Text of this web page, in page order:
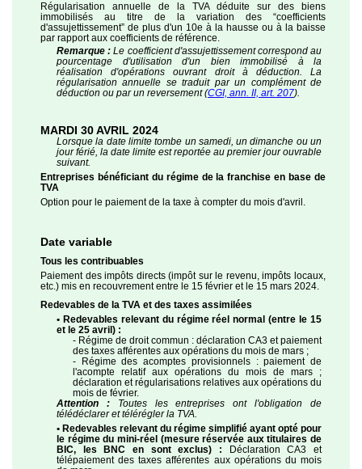
Régularisation annuelle de la TVA déduite sur des biens
immobilisés au titre de la variation des “coefficients
d'assujettissement” de plus d'un 10e à la hausse ou à la baisse
par rapport aux coefficients de référence.
Remarque : Le coefficient d'assujettissement correspond au
pourcentage d'utilisation d'un bien immobilisé à la
réalisation d'opérations ouvrant droit à déduction. La
régularisation annuelle se traduit par un complément de
déduction ou par un reversement (CGI, ann. II, art. 207).
MARDI 30 AVRIL 2024
Lorsque la date limite tombe un samedi, un dimanche ou un
jour férié, la date limite est reportée au premier jour ouvrable
suivant.
Entreprises bénéficiant du régime de la franchise en base de
TVA
Option pour le paiement de la taxe à compter du mois d'avril.
Date variable
Tous les contribuables
Paiement des impôts directs (impôt sur le revenu, impôts locaux,
etc.) mis en recouvrement entre le 15 février et le 15 mars 2024.
Redevables de la TVA et des taxes assimilées
• Redevables relevant du régime réel normal (entre le 15
et le 25 avril) :
- Régime de droit commun : déclaration CA3 et paiement
des taxes afférentes aux opérations du mois de mars ;
- Régime des acomptes provisionnels : paiement de
l'acompte relatif aux opérations du mois de mars ;
déclaration et régularisations relatives aux opérations du
mois de février.
Attention :Toutes les entreprises ont l'obligation de
télédéclarer et télérégler la TVA.
• Redevables relevant du régime simplifié ayant opté pour
le régime du mini-réel (mesure réservée aux titulaires de
BIC, les BNC en sont exclus) :
Déclaration CA3 et
télépaiement des taxes afférentes aux opérations du mois